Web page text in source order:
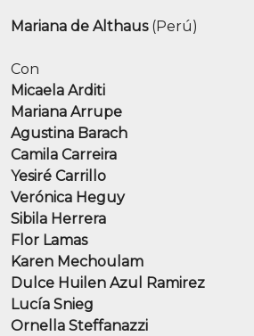
Mariana de Althaus(Perú)
Con
Micaela Arditi
Mariana Arrupe
Agustina Barach
Camila Carreira
Yesiré Carrillo
Verónica Heguy
Sibila Herrera
Flor Lamas
Karen Mechoulam
Dulce Huilen Azul Ramirez
Lucía Snieg
Ornella Steffanazzi